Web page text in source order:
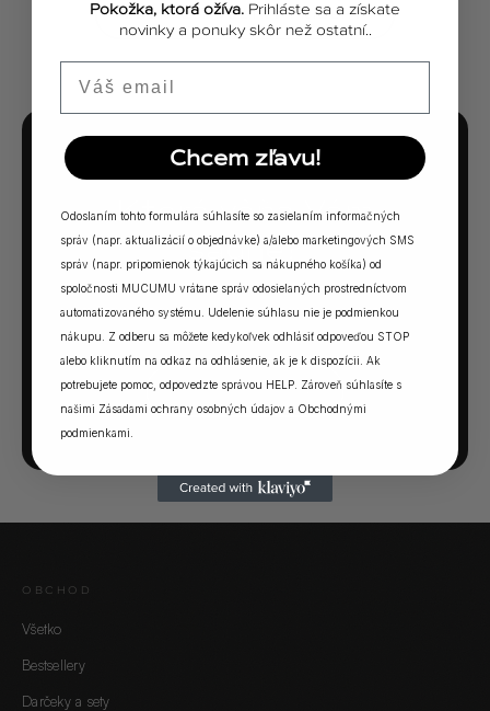
ZOBRAZIŤ VŠETKY PRÍBEHY
MUCUMU KVÍZ
Ktorá vôňa Vám
sadne?
5 otázok. Jedna odpoveď. Vaša ideálna MUCUMU
vôňa.
SPUSTIŤ KVÍZ →
OBCHOD
Všetko
Bestsellery
Darčeky a sety
Pokožka, ktorá ožíva. Prihláste sa a získate
novinky a ponuky skôr než ostatní..
Chcem zľavu!
Odoslaním tohto formulára súhlasíte so zasielaním informačných
správ (napr. aktualizácií o objednávke) a/alebo marketingových SMS
správ (napr. pripomienok týkajúcich sa nákupného košíka) od
spoločnosti MUCUMU vrátane správ odosielaných prostredníctvom
automatizovaného systému. Udelenie súhlasu nie je podmienkou
nákupu. Z odberu sa môžete kedykoľvek odhlásiť odpoveďou STOP
alebo kliknutím na odkaz na odhlásenie, ak je k dispozícii. Ak
potrebujete pomoc, odpovedzte správou HELP. Zároveň súhlasíte s
našimi Zásadami ochrany osobných údajov a Obchodnými
podmienkami